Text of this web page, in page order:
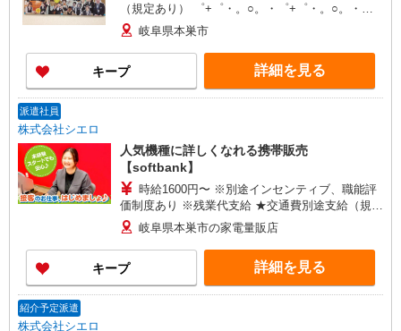
（規定あり） ゜+゜・。○。・゜+゜・。○。・゜
+゜ 入社祝い金10万円支給(規定有) お友達を紹介
頂くと, インセンティブ支給(規定有) ★月2回払
い・週払い可能（規程有）★ ゜・。○。・゜
+゜・。○。・゜+゜
岐阜県本巣市
キープ 詳細を見る
派遣社員
株式会社シエロ
人気機種に詳しくなれる携帯販売
【softbank】
時給1600円〜 ※別途インセンティブ、職能評
価制度あり ※残業代支給 ★交通費別途支給（規定
あり） ゜+゜・。○。・゜+゜・。○。・゜+゜ 入
社祝い金10万円支給(規定有) お友達を紹介頂くと,
インセンティブ支給(規定有) ★月2回払い・週払い
可能（規程有）★ ゜・。○。・゜+゜・。○。・゜
+゜
岐阜県本巣市の家電量販店
キープ 詳細を見る
紹介予定派遣
株式会社シエロ